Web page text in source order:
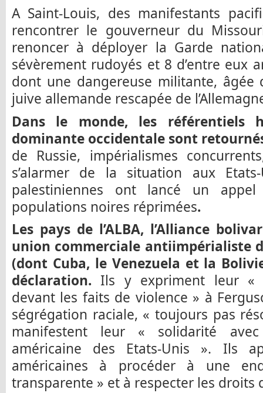
A Saint-Louis, des manifestants
rencontrer le gouverneur du
renoncer à déployer la Garde
sévèrement rudoyés et 8 d’entre eux
dont une dangereuse militante, âgée
juive allemande rescapée de
Dans le monde, les référentiels
dominante occidentale sont
de Russie, impérialismes
s’alarmer de la situation aux
palestiniennes ont lancé un
populations noires réprimées.
Les pays de l’ALBA, l’Alliance
union commerciale antiimpérialiste
(dont Cuba, le Venezuela et la
déclaration. Ils y expriment leur «
devant les faits de violence » à
ségrégation raciale, « toujours pas
manifestent leur « solidarité
américaine des Etats-Unis ». Ils
américaines à procéder à une
transparente » et à respecter les droits